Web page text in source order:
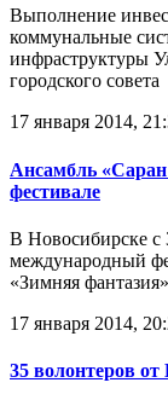
Выполнение
коммунальные
инфраструктуры
городского
17 января 2014,
Ансамбль
фестивале
В Новосибирске с
международный
«Зимняя
17 января 2014,
35 волонтеров